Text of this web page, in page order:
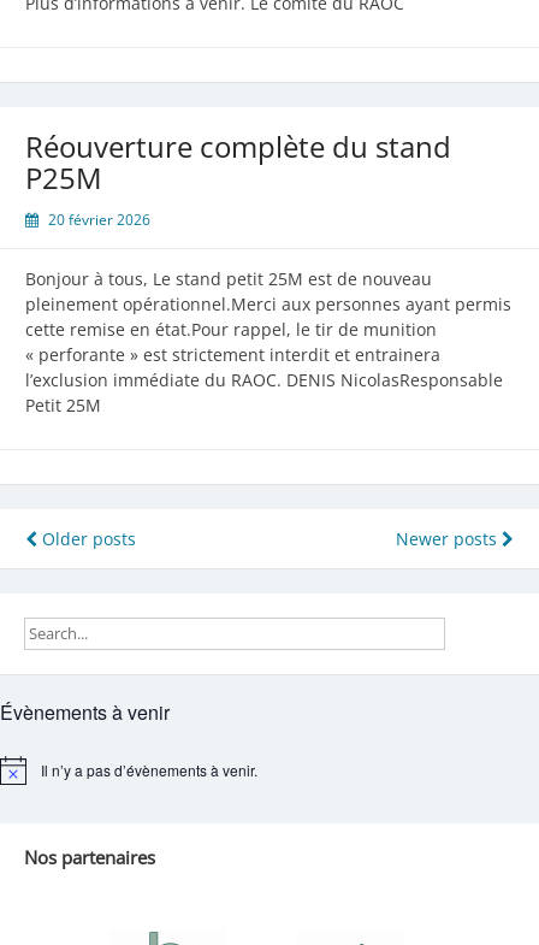
Réouverture complète du stand
P25M
20 février 2026
Bonjour à tous, Le stand petit 25M est de nouveau
pleinement opérationnel.Merci aux personnes ayant permis
cette remise en état.Pour rappel, le tir de munition
« perforante » est strictement interdit et entrainera
l’exclusion immédiate du RAOC. DENIS NicolasResponsable
Petit 25M
Navigation
des
articles
Older posts Newer posts
Évènements à venir
Notice Il n’y a pas d’évènements à venir.
Nos partenaires